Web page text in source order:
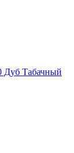
Дуб Табачный